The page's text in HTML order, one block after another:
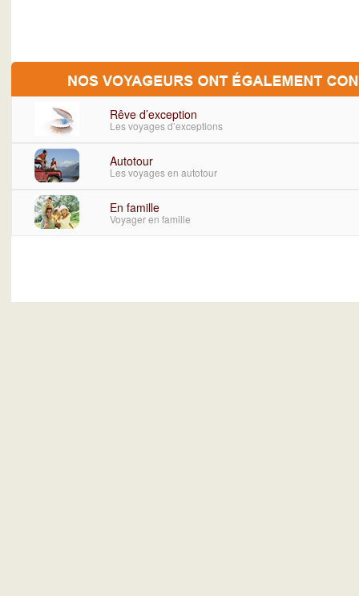
Rêve d’exception
Les voyages d’exceptions
Autotour
Les voyages en autotour
En famille
Voyager en famille